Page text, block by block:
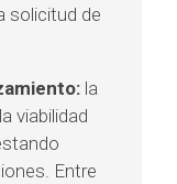
solicitud de
la
viabilidad
Entre